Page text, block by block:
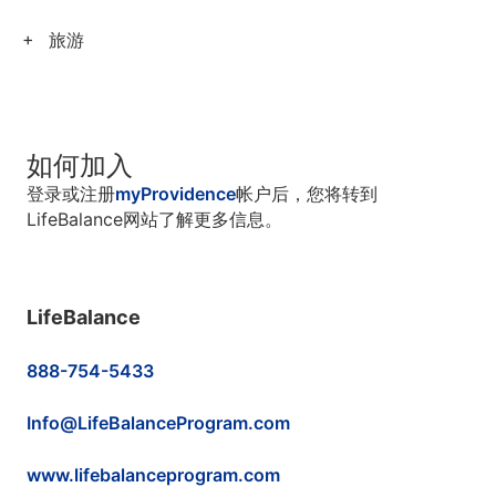
旅游
如何加入
登录或注册myProvidence帐户后，您将转到
LifeBalance网站了解更多信息。
LifeBalance
888-754-5433
Info@LifeBalanceProgram.com
www.lifebalanceprogram.com